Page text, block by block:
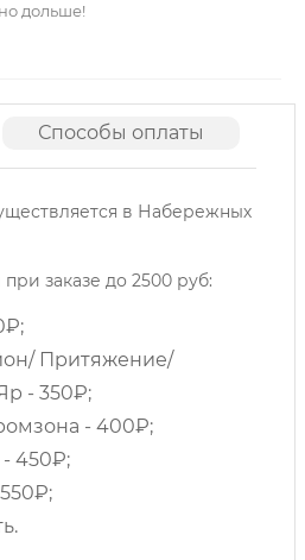
дольше!
Способы оплаты
в Набережных
заказе до 2500 руб:
Притяжение/
- 350₽;
- 400₽;
450₽;